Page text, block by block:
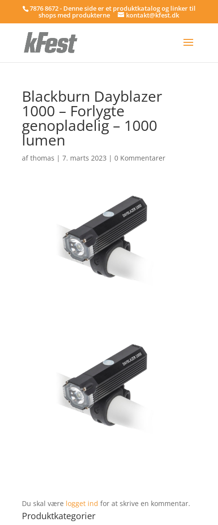
7876 8672 - Denne side er et produktkatalog og linker til
shops med produkterne kontakt@kfest.dk
Blackburn Dayblazer
1000 – Forlygte
genopladelig – 1000
lumen
afthomas | 7. marts 2023 | 0 Kommentarer
Du skal være logget ind for at skrive en kommentar.
Produktkategorier